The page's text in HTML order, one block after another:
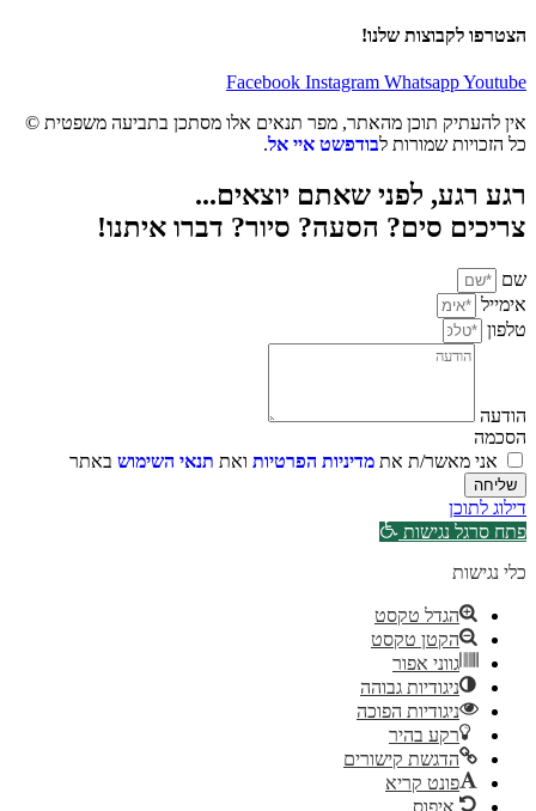
הצטרפו לקבוצות שלנו!
Facebook Instagram WhatsappYoutube
אין להעתיק תוכן מהאתר, מפר תנאים אלו מסתכן בתביעה משפטית ©
כל הזכויות שמורות לבודפשט איי אל.
רגע רגע, לפני שאתם יוצאים...
צריכים סים? הסעה? סיור? דברו איתנו!
שם
אימייל
טלפון
הודעה
הסכמה
אני מאשר/ת את מדיניות הפרטיות ואת תנאי השימוש באתר
שליחה
דילוג לתוכן
פתח סרגל נגישות
כלי נגישות
הגדל טקסט
הקטן טקסט
גווני אפור
ניגודיות גבוהה
ניגודיות הפוכה
רקע בהיר
הדגשת קישורים
פונט קריא
איפוס